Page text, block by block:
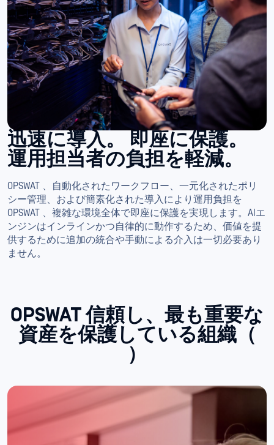
迅速に導入。
即座に保護。
運用担当者の負担を軽減。
OPSWAT 、自動化されたワークフロー、一元化されたポリ
シー管理、および簡素化された導入により運用負担を
OPSWAT 、複雑な環境全体で即座に保護を実現します。AIエ
ンジンはインラインかつ自律的に動作するため、価値を提
供するために追加の統合や手動による介入は一切必要あり
ません。
OPSWAT 信頼し、最も重要な
資産を保護している組織（
）